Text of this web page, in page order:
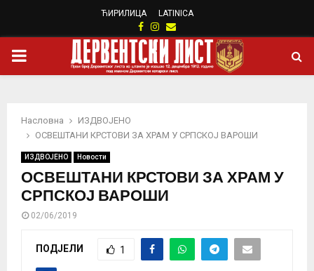
ЋИРИЛИЦА LATINICA
Facebook
Instagram
Email
PRIMARY
Насловна
ИЗДВОЈЕНО
ОСВЕШТАНИ КРСТОВИ ЗА ХРАМ У СРПСКОЈ ВАРОШИ
ИЗДВОЈЕНО Новости
ОСВЕШТАНИ КРСТОВИ ЗА ХРАМ У
СРПСКОЈ ВАРОШИ
02/06/2019
ПОДЈЕЛИ 1